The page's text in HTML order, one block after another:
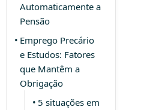
Automaticamente a
Pensão
Emprego Precário
e Estudos: Fatores
que Mantêm a
Obrigação
5 situações em